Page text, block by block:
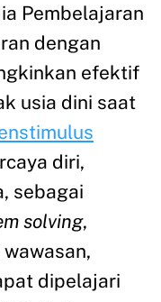
Pembelajaran
dengan
efektif
usia dini saat
diri,
sebagai
solving,
dipelajari